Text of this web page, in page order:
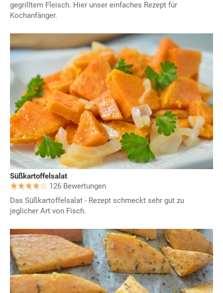
gegrilltem Fleisch. Hier unser einfaches Rezept für
Kochanfänger.
Süßkartoffelsalat
126 Bewertungen
Das Süßkartoffelsalat - Rezept schmeckt sehr gut zu
jeglicher Art von Fisch.